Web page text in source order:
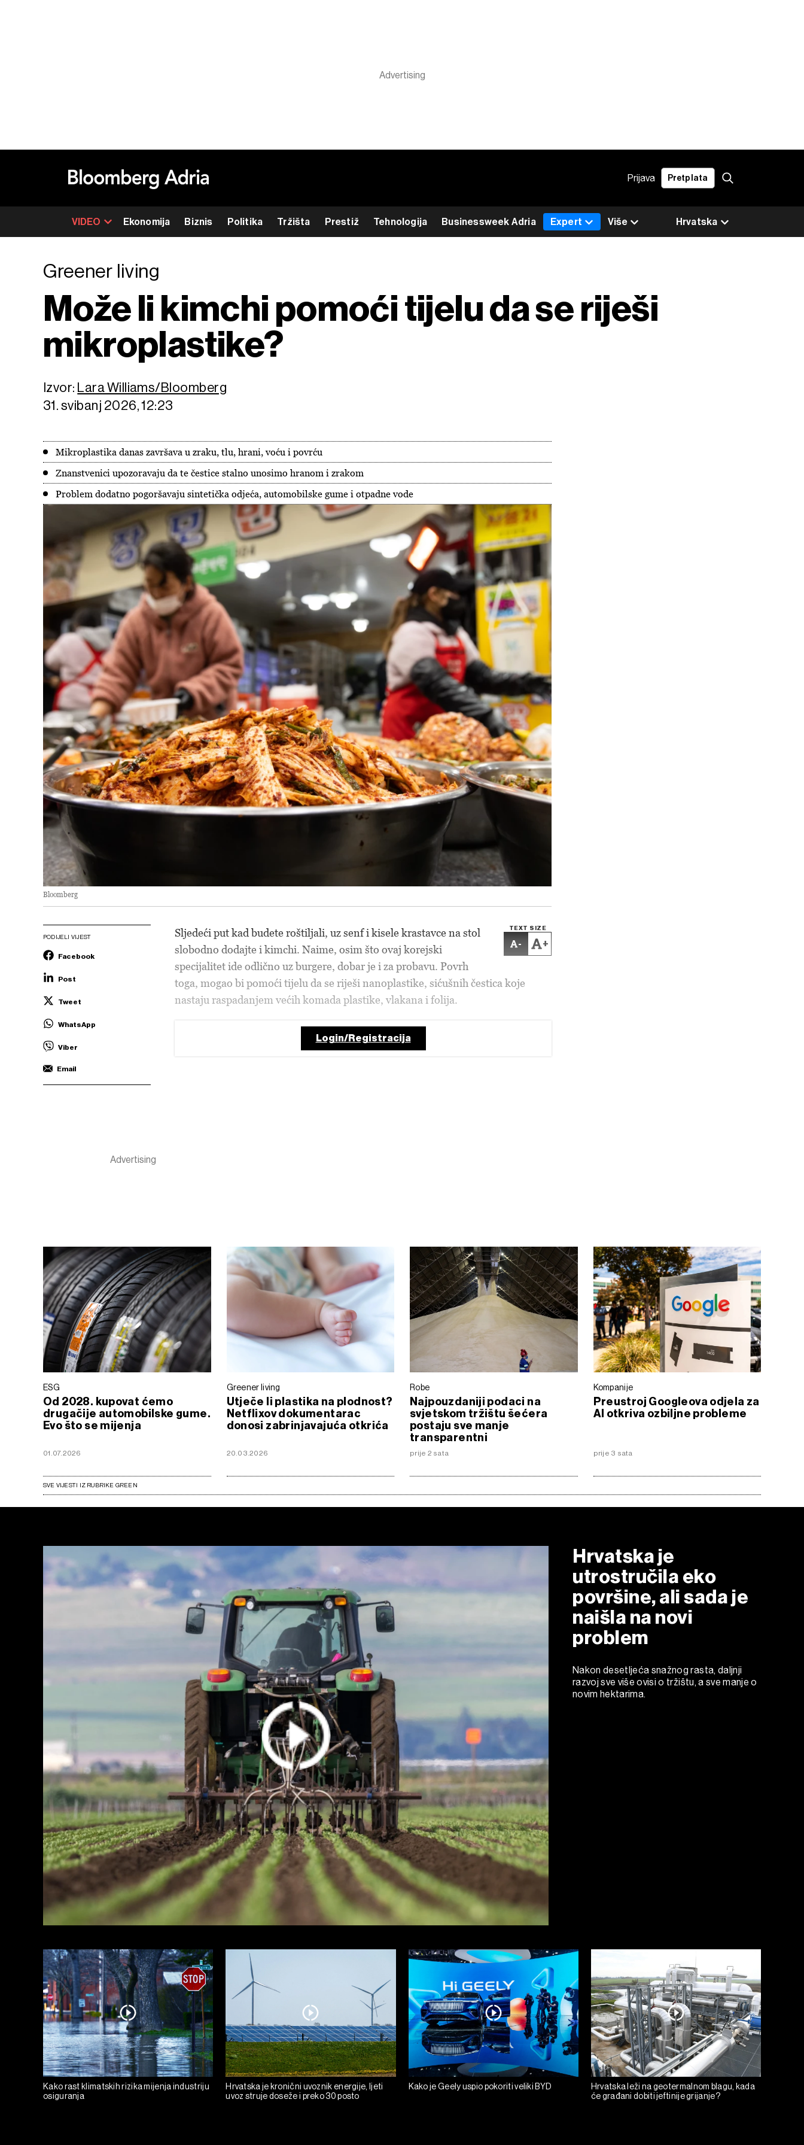
Prijava Pretplata
VIDEO Ekonomija Biznis Politika Tržišta Prestiž Tehnologija Businessweek Adria Hrvatska
Expert Više
Greener living
Može li kimchi pomoći tijelu da se riješi
mikroplastike?
Izvor: Lara Williams/Bloomberg
31. svibanj 2026, 12:23
Mikroplastika danas završava u zraku, tlu, hrani, voću i povrću
Znanstvenici upozoravaju da te čestice stalno unosimo hranom i zrakom
Problem dodatno pogoršavaju sintetička odjeća, automobilske gume i otpadne vode
Bloomberg
PODIJELI VIJEST
Facebook
Post
Tweet
WhatsApp
Viber
Email
TEXT SIZE
- +
Sljedeći put kad budete roštiljali, uz senf i kisele krastavce na stol
slobodno dodajte i kimchi. Naime, osim što ovaj korejski
specijalitet ide odlično uz burgere, dobar je i za probavu. Povrh
toga, mogao bi pomoći tijelu da se riješi nanoplastike, sićušnih čestica koje
nastaju raspadanjem većih komada plastike, vlakana i folija.
Login/Registracija
ESG
Od 2028. kupovat ćemo
drugačije automobilske gume.
Evo što se mijenja
01.07.2026
Greener living
Utječe li plastika na plodnost?
Netflixov dokumentarac
donosi zabrinjavajuća otkrića
20.03.2026
Robe
Najpouzdaniji podaci na
svjetskom tržištu šećera
postaju sve manje
transparentni
prije 2 sata
Kompanije
Preustroj Googleova odjela za
AI otkriva ozbiljne probleme
prije 3 sata
SVE VIJESTI IZ RUBRIKE GREEN
Hrvatska je
utrostručila eko
površine, ali sada je
naišla na novi
problem
Nakon desetljeća snažnog rasta, daljnji
razvoj sve više ovisi o tržištu, a sve manje o
novim hektarima.
Kako rast klimatskih rizika mijenja industriju
osiguranja
Hrvatska je kronični uvoznik energije, ljeti
uvoz struje doseže i preko 30 posto
Kako je Geely uspio pokoriti veliki BYD
Hrvatska leži na geotermalnom blagu, kada
će građani dobiti jeftinije grijanje?